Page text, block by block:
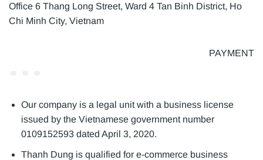
Office 6 Thang Long Street, Ward 4 Tan Binh District, Ho
Chi Minh City, Vietnam
PAYMENT
Our company is a legal unit with a business license
issued by the Vietnamese government number
0109152593 dated April 3, 2020.
Thanh Dung is qualified for e-commerce business